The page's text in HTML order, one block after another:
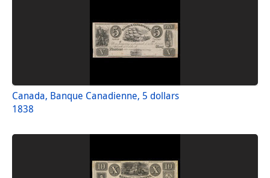
Canada, Banque Canadienne, 5 dollars
1838